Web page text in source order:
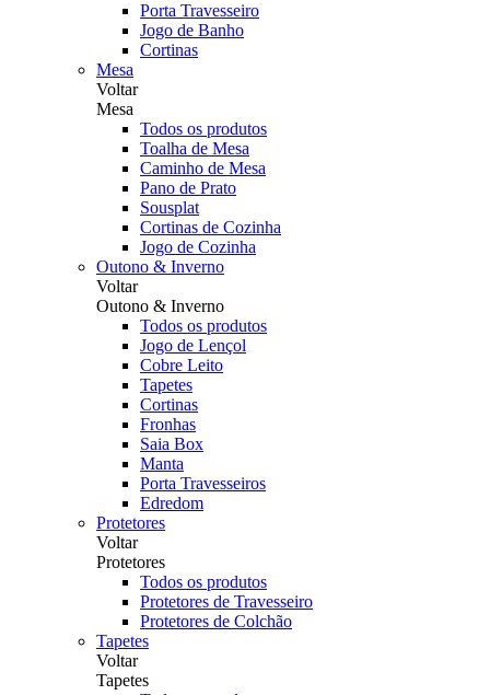
Porta Travesseiro
Jogo de Banho
Cortinas
Mesa
Voltar
Mesa
Todos os produtos
Toalha de Mesa
Caminho de Mesa
Pano de Prato
Sousplat
Cortinas de Cozinha
Jogo de Cozinha
Outono & Inverno
Voltar
Outono & Inverno
Todos os produtos
Jogo de Lençol
Cobre Leito
Tapetes
Cortinas
Fronhas
Saia Box
Manta
Porta Travesseiros
Edredom
Protetores
Voltar
Protetores
Todos os produtos
Protetores de Travesseiro
Protetores de Colchão
Tapetes
Voltar
Tapetes